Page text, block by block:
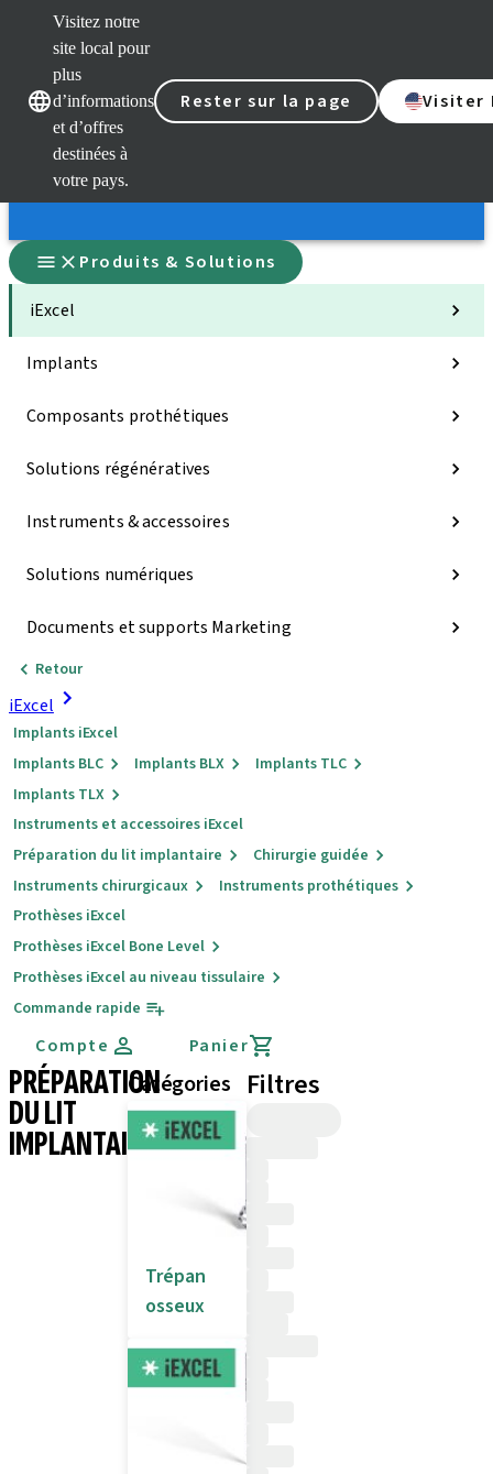
Visitez notre
site local pour
plus
d’informations
et d’offres
destinées à
votre pays.
Rester sur la page
Visiter
Nos marquesNos marques
Produits & Solutions
iExcel
Implants
Composants prothétiques
Solutions régénératives
Instruments & accessoires
Solutions numériques
Documents et supports Marketing
Retour
iExcel
Implants iExcel
Implants BLC
Implants BLX
Implants TLC
Implants TLX
Instruments et accessoires iExcel
Préparation du lit implantaire
Chirurgie guidée
Instruments chirurgicaux
Instruments prothétiques
Prothèses iExcel
Prothèses iExcel Bone Level
Prothèses iExcel au niveau tissulaire
Commande rapide
Compte Panier
PRÉPARATION
DU LIT
IMPLANTAIRE
Catégories
Trépan
osseux
Filtres